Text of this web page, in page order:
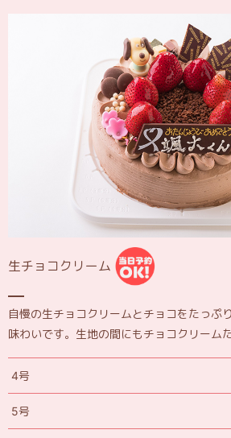
生チョコクリーム
自慢の生チョコクリームとチョコをたっぷ
味わいです。生地の間にもチョコクリーム
4号
5号